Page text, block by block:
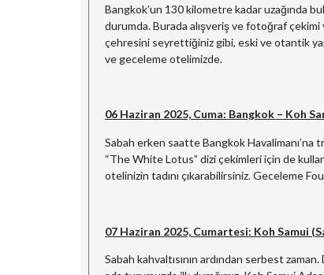
Bangkok’un 130 kilometre kadar uzağında
durumda. Burada alışveriş ve fotoğraf çekimi
çehresini seyrettiğiniz gibi, eski ve otantik
ve geceleme otelimizde.
06 Haziran 2025, Cuma: Bangkok – Koh
Sabah erken saatte Bangkok Havalimanı’na
“The White Lotus” dizi çekimleri için de
otelinizin tadını çıkarabilirsiniz. Geceleme
07 Haziran 2025, Cumartesi: Koh Samui
Sabah kahvaltısının ardından serbest